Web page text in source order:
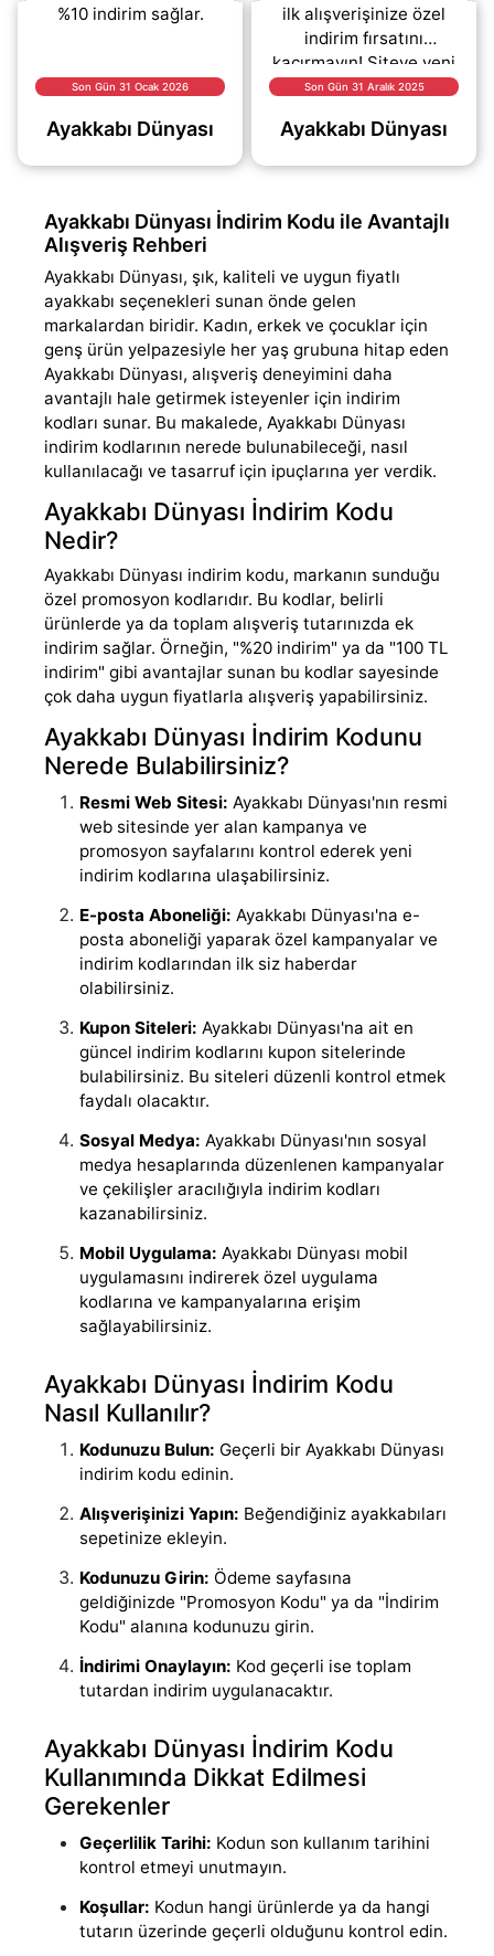
%10 indirim sağlar.
Son Gün 31 Ocak 2026
Ayakkabı Dünyası
ilk alışverişinize özel
indirim fırsatını
kaçırmayın! Siteye yeni
kayıt olan kullanıcılar,
geçerli %10 indirim
Son Gün 31 Aralık 2025
Ayakkabı Dünyası
Ayakkabı Dünyası İndirim Kodu ile Avantajlı
Alışveriş Rehberi
Ayakkabı Dünyası, şık, kaliteli ve uygun fiyatlı
ayakkabı seçenekleri sunan önde gelen
markalardan biridir. Kadın, erkek ve çocuklar için
genş ürün yelpazesiyle her yaş grubuna hitap eden
Ayakkabı Dünyası, alışveriş deneyimini daha
avantajlı hale getirmek isteyenler için indirim
kodları sunar. Bu makalede, Ayakkabı Dünyası
indirim kodlarının nerede bulunabileceği, nasıl
kullanılacağı ve tasarruf için ipuçlarına yer verdik.
Ayakkabı Dünyası İndirim Kodu
Nedir?
Ayakkabı Dünyası indirim kodu, markanın sunduğu
özel promosyon kodlarıdır. Bu kodlar, belirli
ürünlerde ya da toplam alışveriş tutarınızda ek
indirim sağlar. Örneğin, "%20 indirim" ya da "100 TL
indirim" gibi avantajlar sunan bu kodlar sayesinde
çok daha uygun fiyatlarla alışveriş yapabilirsiniz.
Ayakkabı Dünyası İndirim Kodunu
Nerede Bulabilirsiniz?
Resmi Web Sitesi: Ayakkabı Dünyası'nın resmi
web sitesinde yer alan kampanya ve
promosyon sayfalarını kontrol ederek yeni
indirim kodlarına ulaşabilirsiniz.
E-posta Aboneliği: Ayakkabı Dünyası'na e-
posta aboneliği yaparak özel kampanyalar ve
indirim kodlarından ilk siz haberdar
olabilirsiniz.
Kupon Siteleri: Ayakkabı Dünyası'na ait en
güncel indirim kodlarını kupon sitelerinde
bulabilirsiniz. Bu siteleri düzenli kontrol etmek
faydalı olacaktır.
Sosyal Medya: Ayakkabı Dünyası'nın sosyal
medya hesaplarında düzenlenen kampanyalar
ve çekilişler aracılığıyla indirim kodları
kazanabilirsiniz.
Mobil Uygulama: Ayakkabı Dünyası mobil
uygulamasını indirerek özel uygulama
kodlarına ve kampanyalarına erişim
sağlayabilirsiniz.
Ayakkabı Dünyası İndirim Kodu
Nasıl Kullanılır?
Kodunuzu Bulun: Geçerli bir Ayakkabı Dünyası
indirim kodu edinin.
Alışverişinizi Yapın: Beğendiğiniz ayakkabıları
sepetinize ekleyin.
Kodunuzu Girin: Ödeme sayfasına
geldiğinizde "Promosyon Kodu" ya da "İndirim
Kodu" alanına kodunuzu girin.
İndirimi Onaylayın: Kod geçerli ise toplam
tutardan indirim uygulanacaktır.
Ayakkabı Dünyası İndirim Kodu
Kullanımında Dikkat Edilmesi
Gerekenler
Geçerlilik Tarihi: Kodun son kullanım tarihini
kontrol etmeyi unutmayın.
Koşullar: Kodun hangi ürünlerde ya da hangi
tutarın üzerinde geçerli olduğunu kontrol edin.